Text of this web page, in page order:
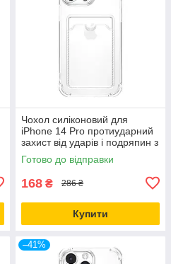
Чохол силіконовий для
iPhone 14 Pro протиударний
захист від ударів і подряпин з
ефектом глітеру
Готово до відправки
168 ₴ 286 ₴
Купити
–41%